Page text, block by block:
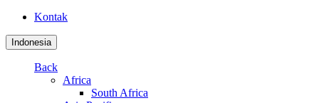
Kontak
Indonesia
Back
Africa
South Africa